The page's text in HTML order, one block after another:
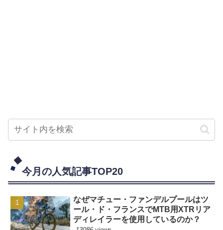
今月の人気記事TOP20
なぜマチュー・ファンデルプールはツ
ール・ド・フランスでMTB用XTRリア
ディレイラーを使用しているのか？